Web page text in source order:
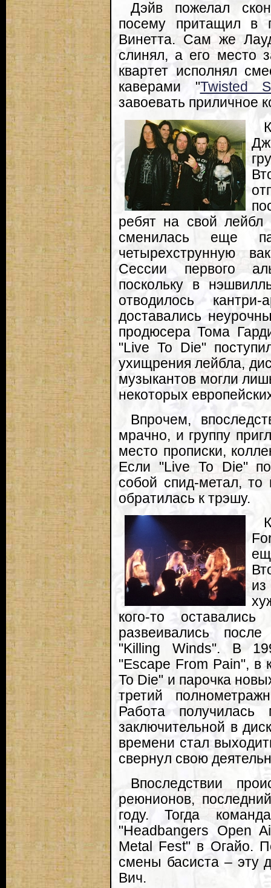
Дэйв пожелал
посему притащил в
Винетта. Сам же
слинял, а его место
квартет исполнял
каверами "Twisted
завоевать приличное
ребят на свой
сменилась еще
четырехструнную
Сессии первого
поскольку в
отводилось
доставались
продюсера Тома
"Live To Die"
ухищрения лейбла,
музыкантов могли
некоторых
Впрочем,
мрачно, и группу
место прописки,
Если "Live To Die"
собой спид-метал,
обратилась к трэшу.
кого-то
развеивались
"Killing Winds". В
"Escape From Pain", в
To Die" и парочка
третий
Работа
заключительной в
времени стал
свернул свою
Впоследствии
реюнионов,
году. Тогда
"Headbangers Open
Metal Fest" в Огайо.
смены басиста – эту
Вич.